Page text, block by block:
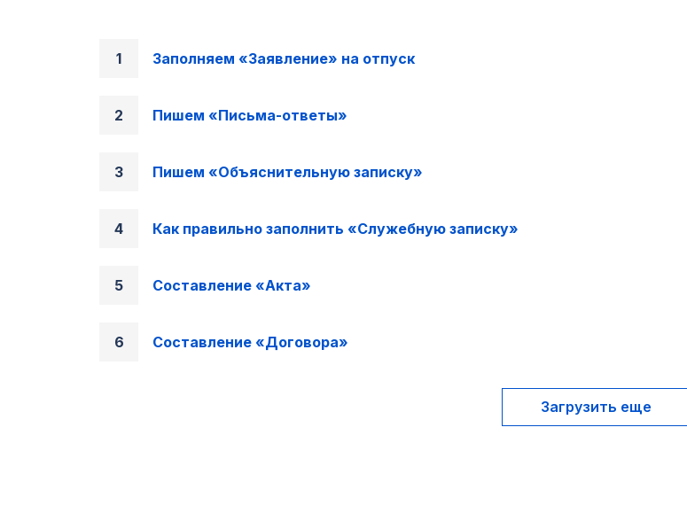
Заполняем «Заявление» на отпуск
Пишем «Письма-ответы»
Пишем «Объяснительную записку»
Как правильно заполнить «Служебную записку»
Составление «Акта»
Составление «Договора»
Загрузить еще